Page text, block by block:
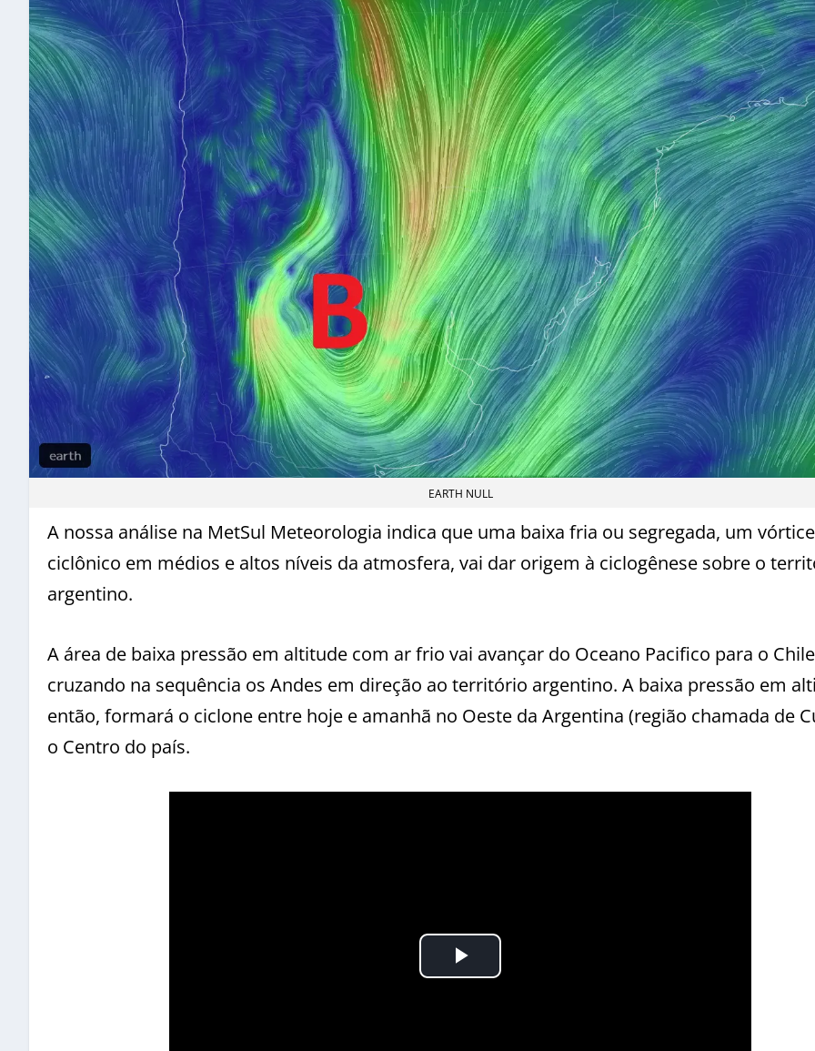
EARTH NULL
A nossa análise na MetSul Meteorologia indica que uma baixa fria ou segregada, um vórtice
ciclônico em médios e altos níveis da atmosfera, vai dar origem à ciclogênese sobre o
argentino.
A área de baixa pressão em altitude com ar frio vai avançar do Oceano Pacifico para o
cruzando na sequência os Andes em direção ao território argentino. A baixa pressão em
então, formará o ciclone entre hoje e amanhã no Oeste da Argentina (região chamada de
o Centro do país.